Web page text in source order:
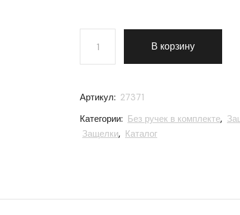
Количество товара Защелка
В корзину
Артикул: 27371
Категории: Без ручек в комплекте,
Защелки, Каталог